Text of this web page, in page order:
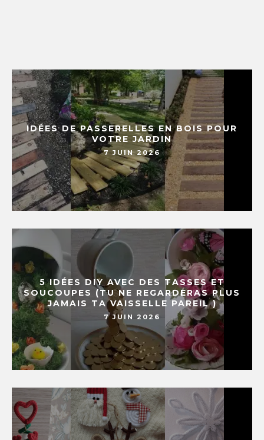
IDÉES DE PASSERELLES EN BOIS POUR
VOTRE JARDIN
7 JUIN 2026
5 IDÉES DIY AVEC DES TASSES ET
SOUCOUPES (TU NE REGARDERAS PLUS
JAMAIS TA VAISSELLE PAREIL )
7 JUIN 2026